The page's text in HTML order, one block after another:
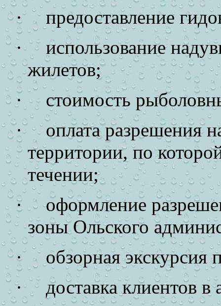
·
предоставление
·
использование
жилетов;
·
стоимость
·
оплата разрешения
территории, по
течении;
·
оформление
зоны Ольского
·
обзорная экскурсия
·
доставка клиентов